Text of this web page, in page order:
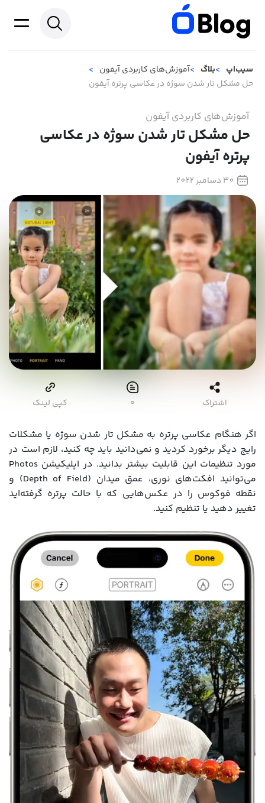
سیب‌اپ بلاگ
آموزش‌های کاربردی آیفون
حل مشکل تار شدن سوژه در عکاسی پرتره آیفون
آموزش‌های کاربردی آیفون
حل مشکل تار شدن سوژه در عکاسی
پرتره آیفون
30 دسامبر 2022
اشتراک ۰ کپی لینک
اگر هنگام عکاسی پرتره به مشکل تار شدن سوژه یا مشکلات
رایج دیگر برخورد کردید و نمی‌دانید باید چه کنید، لازم است در
مورد تنظیمات این قابلیت بیشتر بدانید. در اپلیکیشن Photos
می‌توانید افکت‌های نوری، عمق میدان (Depth of Field) و
نقطه فوکوس را در عکس‌هایی که با حالت پرتره گرفته‌اید
تغییر دهید یا تنظیم کنید.